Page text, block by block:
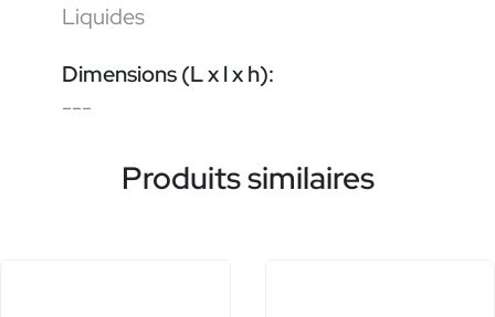
Liquides
Dimensions (L x l x h):
---
Produits similaires